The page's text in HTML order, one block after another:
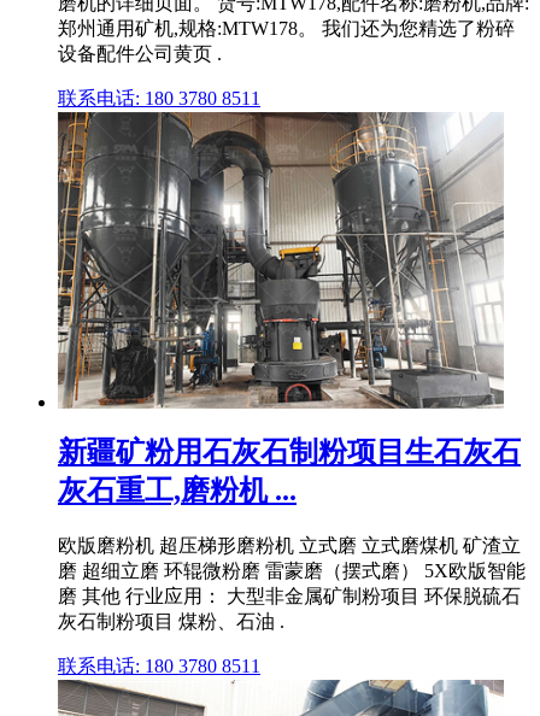
郑州通用矿机,规格:MTW178。 我们还为您精选了粉碎
设备配件公司黄页 .
联系电话: 180 3780 8511
新疆矿粉用石灰石制粉项目生石灰石
灰石重工,磨粉机 ...
欧版磨粉机 超压梯形磨粉机 立式磨 立式磨煤机 矿渣立
磨 超细立磨 环辊微粉磨 雷蒙磨（摆式磨） 5X欧版智能
磨 其他 行业应用： 大型非金属矿制粉项目 环保脱硫石
灰石制粉项目 煤粉、石油 .
联系电话: 180 3780 8511